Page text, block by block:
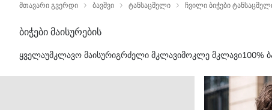
მთავარი გვერდი ბავშვი ტანსაცმელი ჩვილი ბიჭები
ბიჭები მაისურების
ყველაუმკლავო მაისურიგრძელი მკლავიმოკლე მკლავი100%